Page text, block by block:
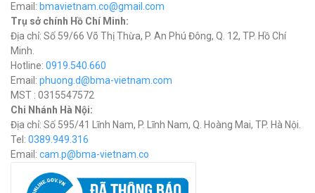
Email: bmavietnam.co@gmail.com
Trụ sở chính Hồ Chí Minh:
Địa chỉ: Số 59/66 Võ Thị Thừa, P. An Phú Đông, Q. 12, TP. Hồ Chí
Minh.
Hotline: 0919.540.660
Email: phuong.d@bma-vietnam.com
MST : 0315547572
Chi Nhánh Hà Nội:
Địa chỉ: Số 595/41 Lĩnh Nam, P. Lĩnh Nam, Q. Hoàng Mai, TP. Hà Nội.
Tel: 0389.949.316
Email: cam.p@bma-vietnam.co